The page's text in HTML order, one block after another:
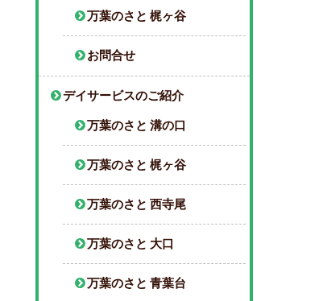
万葉のさと 梶ヶ谷
お問合せ
デイサービスのご紹介
万葉のさと 溝の口
万葉のさと 梶ヶ谷
万葉のさと 西寺尾
万葉のさと 大口
万葉のさと 青葉台